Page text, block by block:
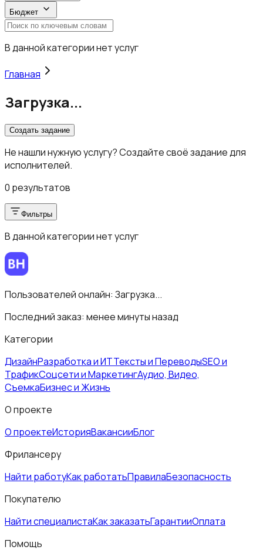
Бюджет
В данной категории нет услуг
Главная
Загрузка...
Создать задание
Не нашли нужную услугу? Создайте своё задание для
исполнителей.
0 результатов
Фильтры
В данной категории нет услуг
Пользователей онлайн: Загрузка...
Последний заказ: менее минуты назад
Категории
ДизайнРазработка и ИТТексты и ПереводыSEO и
ТрафикСоцсети и МаркетингАудио, Видео,
СъемкаБизнес и Жизнь
О проекте
О проектеИсторияВакансииБлог
Фрилансеру
Найти работуКак работатьПравилаБезопасность
Покупателю
Найти специалистаКак заказатьГарантииОплата
Помощь